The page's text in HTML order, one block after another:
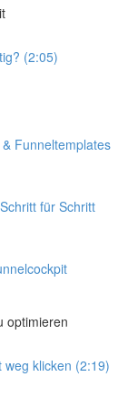
(2:05)
Funneltemplates
für Schritt
optimieren
weg klicken (2:19)